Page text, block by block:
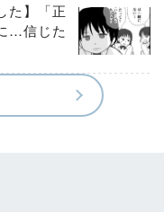
た】「正
…信じた